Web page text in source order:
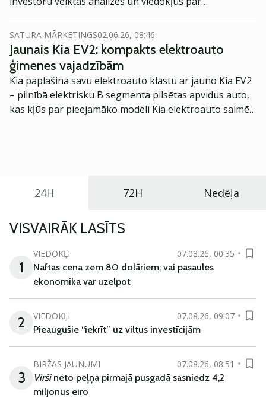
notikumiem finanšu tirgos. Šajā reizē jūsu uzmanībai
piedāvājam Alekša Riguna analīzi par iepriekšējos 5
gados notikušajiem Baltijas IPO.
SATURA MĀRKETINGS02.06.26, 08:46
Jaunais Kia EV2: kompakts elektroauto
ģimenes vajadzībām
Kia paplašina savu elektroauto klāstu ar jauno Kia EV2
– pilnībā elektrisku B segmenta pilsētas apvidus auto,
kas kļūs par pieejamāko modeli Kia elektroauto saimē
24H 72H Nedēļa
VISVAIRĀK LASĪTS
1
VIEDOKĻI
07.08.26, 00:35
Naftas cena zem 80 dolāriem; vai pasaules
ekonomika var uzelpot
2 VIEDOKĻI
07.08.26, 09:07
Pieaugušie “iekrīt” uz viltus investīcijām
3
BIRŽAS JAUNUMI
07.08.26, 08:51
Viršineto peļņa pirmajā pusgadā sasniedz 4,2
miljonus eiro